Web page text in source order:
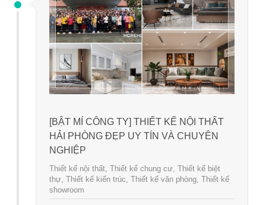
[BẬT MÍ CÔNG TY] THIẾT KẾ NỘI THẤT
HẢI PHÒNG ĐẸP UY TÍN VÀ CHUYÊN
NGHIỆP
Thiết kế nội thất Thiết kế chung cư Thiết kế biệt
thự Thiết kế kiến trúc Thiết kế văn phòng Thiết kế
showroom